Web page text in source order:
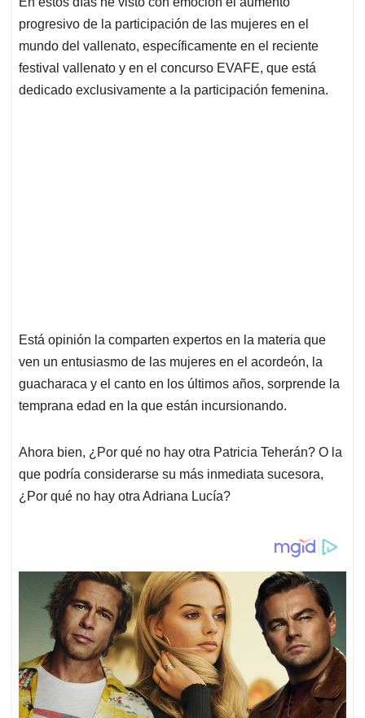
s
A
p
p
b
o
o
k
e
d
I
n
l
a
d
s
progresivo de la participación de las mujeres en el
mundo del vallenato, específicamente en el reciente
festival vallenato y en el concurso EVAFE, que está
dedicado exclusivamente a la participación femenina.
Está opinión la comparten expertos en la materia que
ven un entusiasmo de las mujeres en el acordeón, la
guacharaca y el canto en los últimos años, sorprende la
temprana edad en la que están incursionando.
Ahora bien, ¿Por qué no hay otra Patricia Teherán? O la
que podría considerarse su más inmediata sucesora,
¿Por qué no hay otra Adriana Lucía?